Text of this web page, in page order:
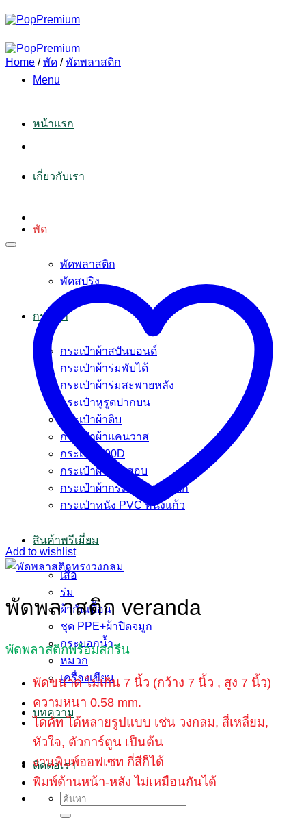
to
Menu
หน้าแรก
เกี่ยวกับเรา
พัด
พัดพลาสติก
พัดสปริง
กระเป๋า
กระเป๋าผ้าสปันบอนด์
กระเป๋าผ้าร่มพับได้
กระเป๋าผ้าร่มสะพายหลัง
กระเป๋าหูรูดปากบน
กระเป๋าผ้าดิบ
กระเป๋าผ้าแคนวาส
กระเป๋า 600D
กระเป๋าผ้ากระสอบ
กระเป๋าผ้ากระสอบพลาสติก
กระเป๋าหนัง PVC หนังแก้ว
สินค้าพรีเมี่ยม
เสื้อ
ร่ม
ผ้ากันเปื้อน
ชุด PPE+ผ้าปิดจมูก
กระบอกน้ำ
หมวก
เครื่องเขียน
บทความ
ติดต่อเรา
Search
for:
Home / พัด / พัดพลาสติก
Add to wishlist
พัดพลาสติก veranda
พัดพลาสติกพร้อมสกรีน
พัดขนาด ไม่เกิน 7 นิ้ว (กว้าง 7 นิ้ว , สูง 7 นิ้ว)
ความหนา 0.58 mm.
ไดคัท ได้หลายรูปแบบ เช่น วงกลม, สี่เหลี่ยม,
หัวใจ, ตัวการ์ตูน เป็นต้น
งานพิมพ์ออฟเซท กี่สีก็ได้
พิมพ์ด้านหน้า-หลัง ไม่เหมือนกันได้